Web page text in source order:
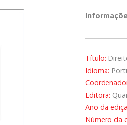
Título:
Idioma:
Editora:
Ano da
Número da